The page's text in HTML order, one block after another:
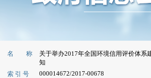
名 称
关于举办2017年全国环境信用评价体系
知
索 引 号
000014672/2017-00678